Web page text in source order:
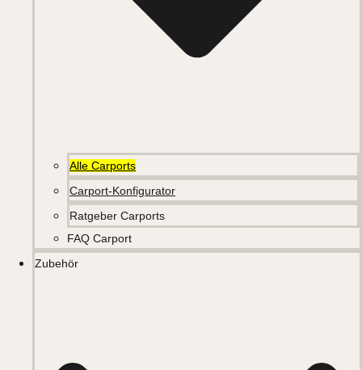
Alle Carports
Carport-Konfigurator
Ratgeber Carports
FAQ Carport
Zubehör